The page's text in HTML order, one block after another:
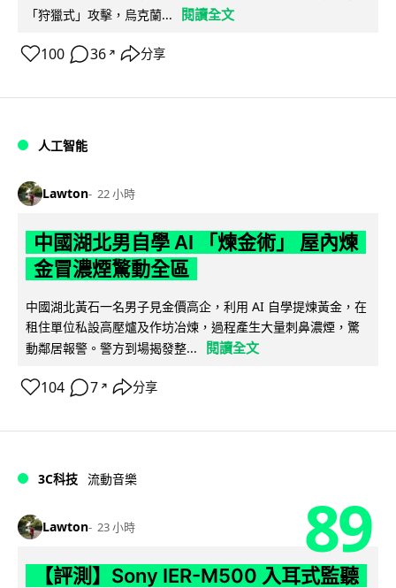
「狩獵式」攻擊，烏克蘭...
閱讀全文
100 36 ↗ 分享
人工智能
Lawton 22 小時
中國湖北男自學 AI 「煉金術」 屋內煉
金冒濃煙驚動全區
中國湖北黃石一名男子見金價高企，利用 AI 自學提煉黃金，在
租住單位私設高壓爐及作坊冶煉，過程產生大量刺鼻濃煙，驚
動鄰居報警。警方到場揭發整...
閱讀全文
104 7 ↗ 分享
3C科技 流動音樂
Lawton 23 小時 89
【評測】Sony IER-M500 入耳式監聽